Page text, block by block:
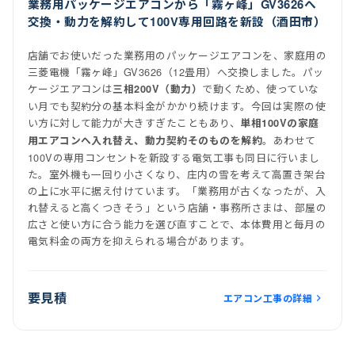
業務用パッケージエアコンから「霧ヶ峰」GV3626へ
交換・動力を解約して100V専用回路を新設（酒田市）
店舗でお使いだった業務用のパッケージエアコンを、家庭用の
三菱電機「霧ヶ峰」GV3626（12畳用）へ交換しました。パッ
ケージエアコンは三相200V（動力） で動くため、使っていな
い月でも契約分の基本料金がかかり続けます。今回は実際の使
い方に対して能力が大きすぎたこともあり、 単相100Vの家庭
用エアコンへ入れ替え、動力契約そのものを解約。あわせて
100Vの専用コンセントを新設する電気工事も同日に行いまし
た。室外機も一回り小さくなり、庄内の雪を考えて高置き架台
の上に水平に据え付けています。「業務用が古くなったが、入
れ替えると高くつきそう」という店舗・事務所さまは、部屋の
広さと使い方に合う能力を選び直すことで、本体費用と毎月の
電気料金の両方を抑えられる場合があります。
要見積 エアコン工事の詳細